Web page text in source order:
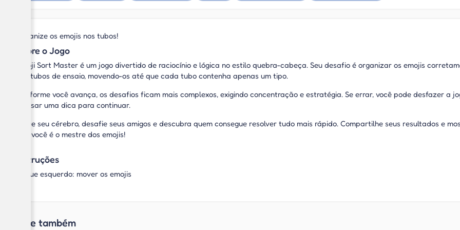
Organize os emojis nos tubos!
Sobre o Jogo
Emoji Sort Master é um jogo divertido de raciocínio e lógica no estilo quebra-cabeça. Seu desafio é organizar os emojis
nos tubos de ensaio, movendo-os até que cada tubo contenha apenas um tipo.
Conforme você avança, os desafios ficam mais complexos, exigindo concentração e estratégia. Se errar, você pode desfazer a
ou usar uma dica para continuar.
Teste seu cérebro, desafie seus amigos e descubra quem consegue resolver tudo mais rápido. Compartilhe seus resultados e
que você é o mestre dos emojis!
Instruções
Clique esquerdo: mover os emojis
Jogue também